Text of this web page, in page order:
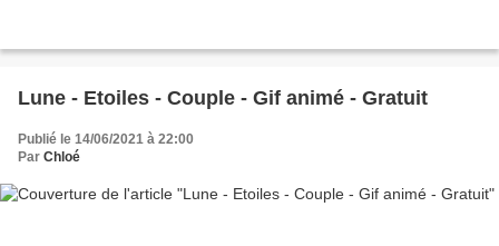
Lune - Etoiles - Couple - Gif animé - Gratuit
Publié le 14/06/2021 à 22:00
Par Chloé